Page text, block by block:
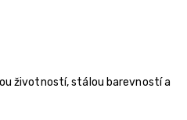
životností, stálou barevností a